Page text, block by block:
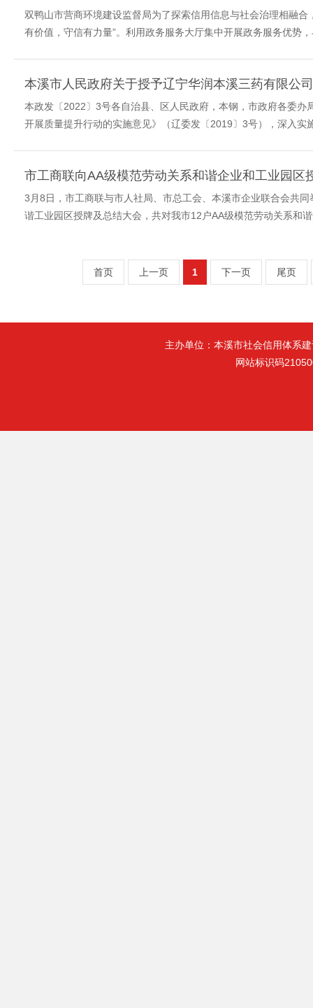
双鸭山市营商环境建设监督局为了探索信用信息与社会治理相融
有价值，守信有力量”。利用政务服务大厅集中开展政务服务优势
本溪市人民政府关于授予辽宁华润本溪三药有限公
本政发〔2022〕3号各自治县、区人民政府，本钢，市政府各
开展质量提升行动的实施意见》（辽委发〔2019〕3号），深入实
市工商联向AA级模范劳动关系和谐企业和工业园区
3月8日，市工商联与市人社局、市总工会、本溪市企业联合会共
谐工业园区授牌及总结大会，共对我市12户AA级模范劳动关系和
首页 上一页 1 下一页 尾页
主办单位：本溪市社会信用体系
网站标识码